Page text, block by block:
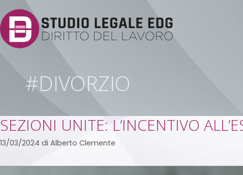
#DIVORZIO
SEZIONI UNITE: L’INCENTIVO
13/03/2024 di Alberto Clemente